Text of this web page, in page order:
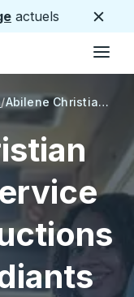
actuels
Abilene Christian University